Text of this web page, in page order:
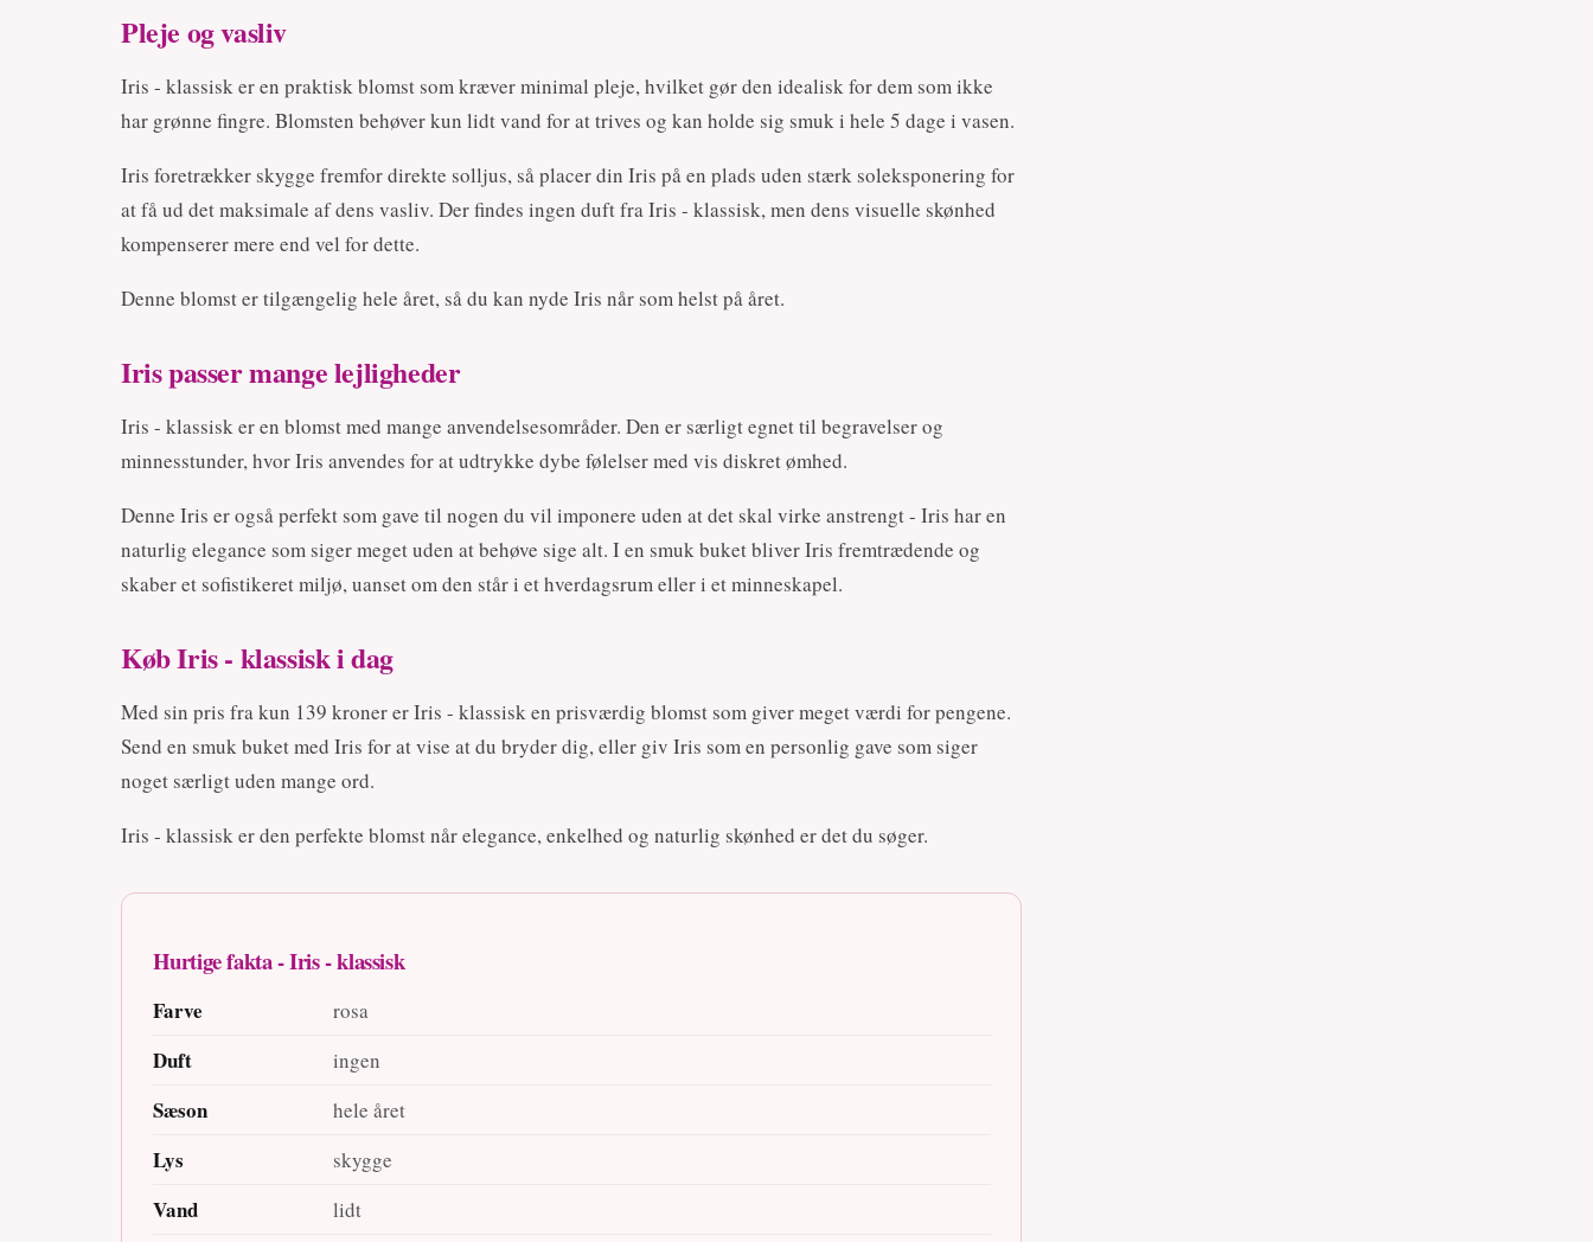
Pleje og vasliv
Iris - klassisk er en praktisk blomst som kræver minimal pleje, hvilket gør den idealisk for dem som ikke
har grønne fingre. Blomsten behøver kun lidt vand for at trives og kan holde sig smuk i hele 5 dage i vasen.
Iris foretrækker skygge fremfor direkte solljus, så placer din Iris på en plads uden stærk soleksponering for
at få ud det maksimale af dens vasliv. Der findes ingen duft fra Iris - klassisk, men dens visuelle skønhed
kompenserer mere end vel for dette.
Denne blomst er tilgængelig hele året, så du kan nyde Iris når som helst på året.
Iris passer mange lejligheder
Iris - klassisk er en blomst med mange anvendelsesområder. Den er særligt egnet til begravelser og
minnesstunder, hvor Iris anvendes for at udtrykke dybe følelser med vis diskret ømhed.
Denne Iris er også perfekt som gave til nogen du vil imponere uden at det skal virke anstrengt - Iris har en
naturlig elegance som siger meget uden at behøve sige alt. I en smuk buket bliver Iris fremtrædende og
skaber et sofistikeret miljø, uanset om den står i et hverdagsrum eller i et minneskapel.
Køb Iris - klassisk i dag
Med sin pris fra kun 139 kroner er Iris - klassisk en prisværdig blomst som giver meget værdi for pengene.
Send en smuk buket med Iris for at vise at du bryder dig, eller giv Iris som en personlig gave som siger
noget særligt uden mange ord.
Iris - klassisk er den perfekte blomst når elegance, enkelhed og naturlig skønhed er det du søger.
Hurtige fakta - Iris - klassisk
Farve rosa
Duft ingen
Sæson hele året
Lys skygge
Vand lidt